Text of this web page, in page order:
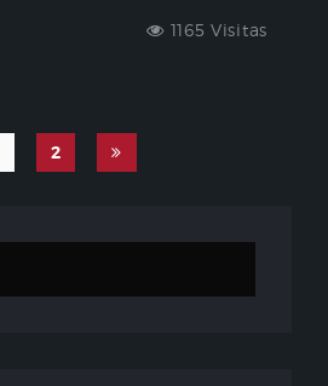
1165 Visitas
2